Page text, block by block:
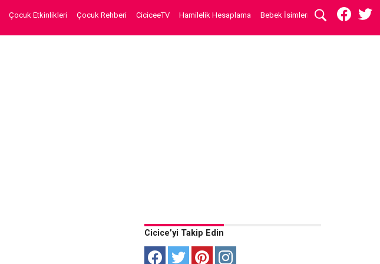
Çocuk Etkinlikleri Çocuk Rehberi CiciceeTV Hamilelik Hesaplama Bebek İsimleri
Cicice’yi Takip Edin